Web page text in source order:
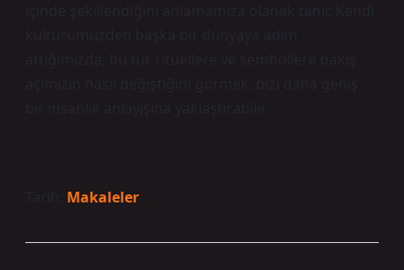
içinde şekillendiğini anlamamıza olanak tanır. Kendi
kültürümüzden başka bir dünyaya adım
attığımızda, bu tür ritüellere ve sembollere bakış
açımızın nasıl değiştiğini görmek, bizi daha geniş
bir insanlık anlayışına yaklaştırabilir.
Tarih: Makaleler